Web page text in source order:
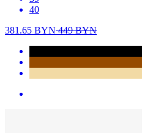
40
381.65 BYN449BYN